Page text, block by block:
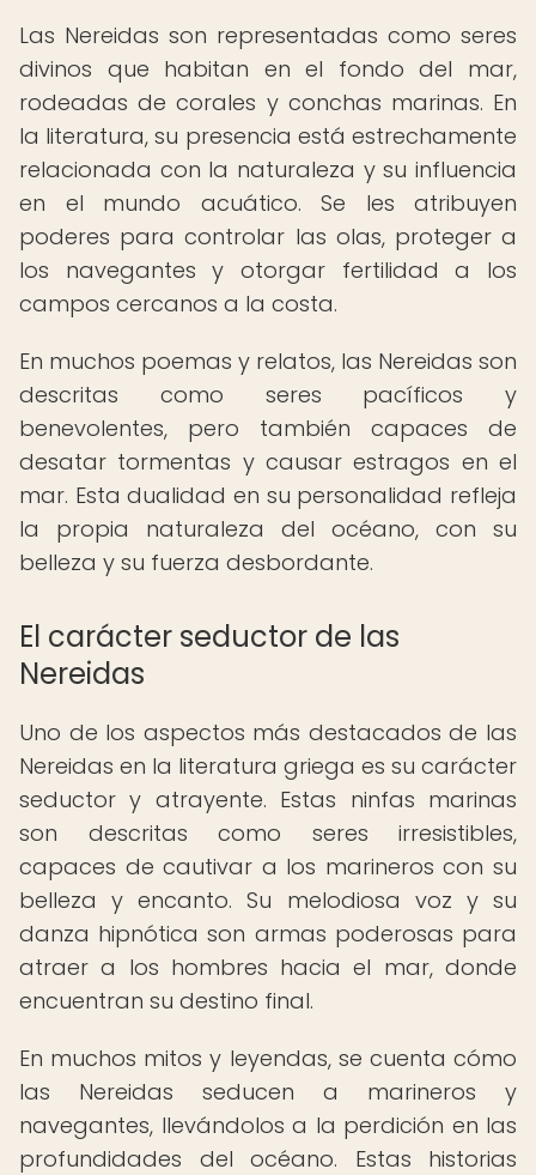
Las Nereidas son representadas como seres
divinos que habitan en el fondo del mar,
rodeadas de corales y conchas marinas. En
la literatura, su presencia está estrechamente
relacionada con la naturaleza y su influencia
en el mundo acuático. Se les atribuyen
poderes para controlar las olas, proteger a
los navegantes y otorgar fertilidad a los
campos cercanos a la costa.
En muchos poemas y relatos, las Nereidas son
descritas como seres pacíficos y
benevolentes, pero también capaces de
desatar tormentas y causar estragos en el
mar. Esta dualidad en su personalidad refleja
la propia naturaleza del océano, con su
belleza y su fuerza desbordante.
El carácter seductor de las
Nereidas
Uno de los aspectos más destacados de las
Nereidas en la literatura griega es su carácter
seductor y atrayente. Estas ninfas marinas
son descritas como seres irresistibles,
capaces de cautivar a los marineros con su
belleza y encanto. Su melodiosa voz y su
danza hipnótica son armas poderosas para
atraer a los hombres hacia el mar, donde
encuentran su destino final.
En muchos mitos y leyendas, se cuenta cómo
las Nereidas seducen a marineros y
navegantes, llevándolos a la perdición en las
profundidades del océano. Estas historias